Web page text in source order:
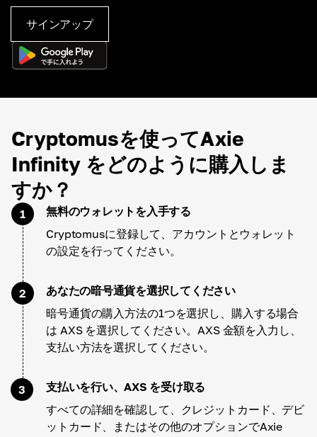
サインアップ
Cryptomusを使ってAxie
Infinity をどのように購入しま
すか？
1
無料のウォレットを入手する
Cryptomusに登録して、アカウントとウォレット
の設定を行ってください。
2
あなたの暗号通貨を選択してください
暗号通貨の購入方法の1つを選択し、購入する場合
は AXS を選択してください。AXS 金額を入力し、
支払い方法を選択してください。
3
支払いを行い、AXS を受け取る
すべての詳細を確認して、クレジットカード、デビ
ットカード、またはその他のオプションでAxie